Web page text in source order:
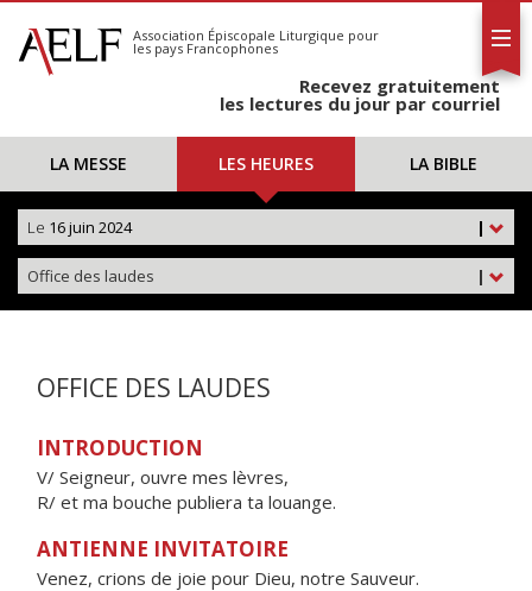
S'abonner
Calendrier
Association Épiscopale Liturgique pour
les pays Francophones
Recevez gratuitement
les lectures du jour par courriel
LA MESSE LES HEURES LA BIBLE
|
Le 16 juin 2024
|
Office des laudes
OFFICE DES LAUDES
INTRODUCTION
V/ Seigneur, ouvre mes lèvres,
R/ et ma bouche publiera ta louange.
ANTIENNE INVITATOIRE
Venez, crions de joie pour Dieu, notre Sauveur.